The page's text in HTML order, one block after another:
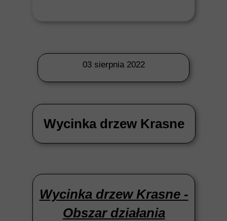
03 sierpnia 2022
Wycinka drzew Krasne
Wycinka drzew Krasne -
Obszar działania